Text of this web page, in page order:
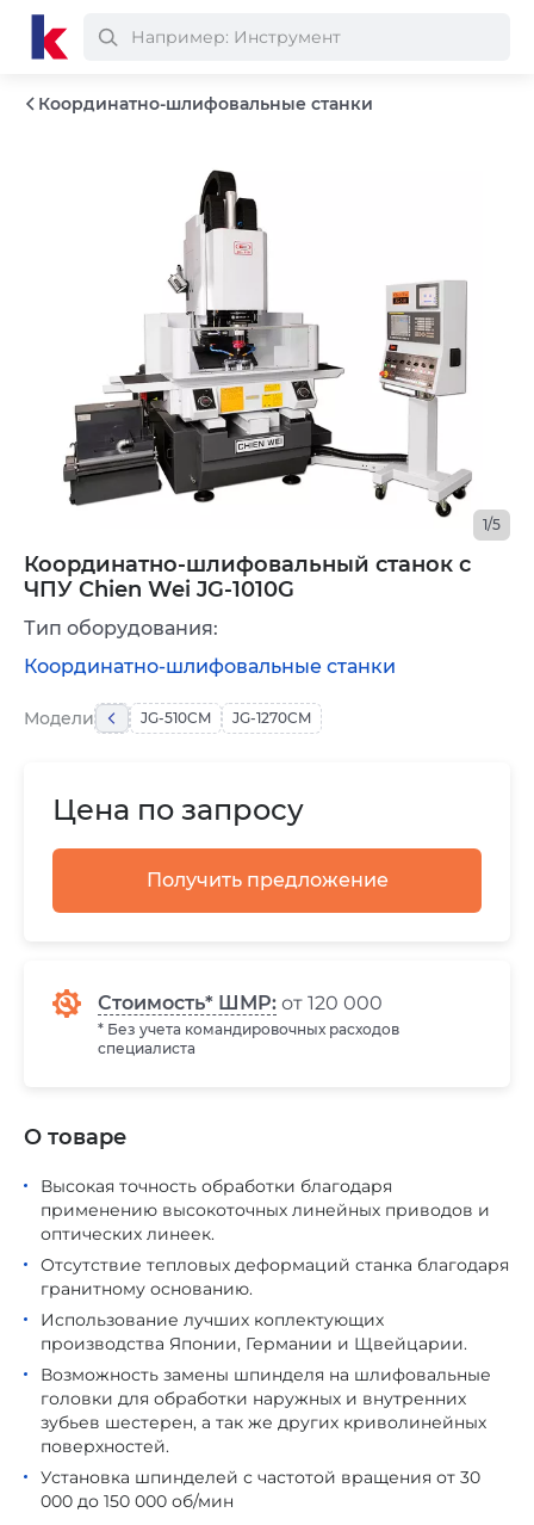
Координатно-шлифовальные станки
Координатно-шлифовальный станок с
ЧПУ Chien Wei JG-1010G
1/5
Цена по запросу
Получить предложение
Стоимость* ШМР: от 120 000
* Без учета командировочных расходов
специалиста
Модели JG-510CM JG-1270CM
Тип оборудования:
Координатно-шлифовальные станки
Высокая точность обработки благодаря
применению высокоточных линейных приводов и
оптических линеек.
Отсутствие тепловых деформаций станка благодаря
гранитному основанию.
Использование лучших коплектующих
производства Японии, Германии и Щвейцарии.
Возможность замены шпинделя на шлифовальные
головки для обработки наружных и внутренних
зубьев шестерен, а так же других криволинейных
поверхностей.
Установка шпинделей с частотой вращения от 30
000 до 150 000 об/мин
О товаре